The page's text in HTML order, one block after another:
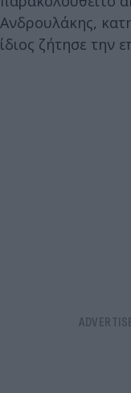
Ανδρουλάκης,
ίδιος ζήτησε την